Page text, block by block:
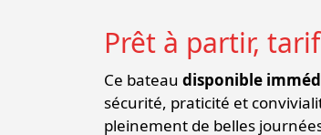
Prêt à partir,
Ce bateau disponible
sécurité, praticité et
pleinement de belles